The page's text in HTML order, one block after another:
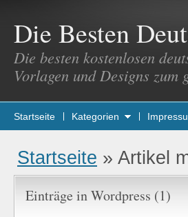
Die Besten
Die besten kostenlosen
Vorlagen und Designs zum
Startseite Kategorien
Startseite » Artikel
Einträge in Wordpress (1)